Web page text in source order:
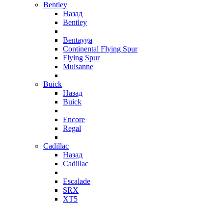
Bentley
Назад
Bentley
Bentayga
Continental Flying Spur
Flying Spur
Mulsanne
Buick
Назад
Buick
Encore
Regal
Cadillac
Назад
Cadillac
Escalade
SRX
XT5